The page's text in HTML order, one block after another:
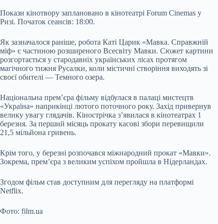
Покази кінотвору заплановано в кінотеатрі Forum Cinemas у
Ризі. Початок сеансів: 18:00.
Як зазначалося раніше, робота Каті Царик «Мавка. Справжній
міф» є частиною розширеного Всесвіту Мавки. Сюжет картини
розгортається у стародавніх українських лісах протягом
магічного тижня Русалки, коли містичні створіння виходять зі
своєї обителі — Темного озера.
Національна прем’єра фільму відбулася в палаці мистецтв
«Україна» наприкінці лютого поточного року. Захід привернув
велику увагу глядачів. Кінострічка з’явилася в кінотеатрах 1
березня. За перший місяць прокату касові збори перевищили
21,5 мільйона гривень.
Крім того, у березні розпочався міжнародний прокат «Мавки».
Зокрема, прем’єра з великим успіхом пройшла в Нідерландах.
Згодом фільм став доступним для перегляду на платформі
Netflix.
Фото: film.ua